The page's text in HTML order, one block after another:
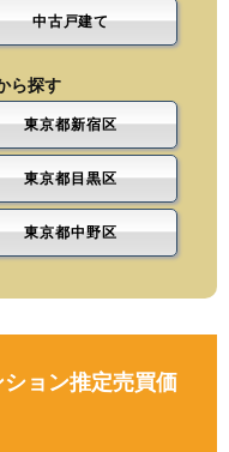
中古戸建て
ら探す
東京都新宿区
東京都目黒区
東京都中野区
ョン推定売買価